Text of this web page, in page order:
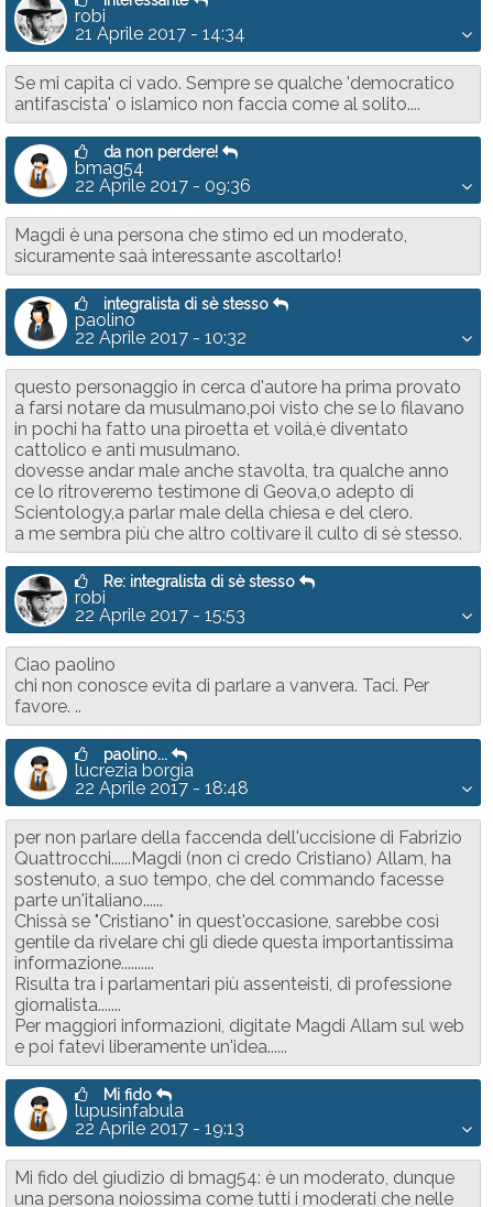
robi
21 Aprile 2017 - 14:34
Se mi capita ci vado. Sempre se qualche 'democratico
antifascista' o islamico non faccia come al solito....
da non perdere!
bmag54
22 Aprile 2017 - 09:36
Magdi è una persona che stimo ed un moderato,
sicuramente saà interessante ascoltarlo!
integralista di sè stesso
paolino
22 Aprile 2017 - 10:32
questo personaggio in cerca d'autore ha prima provato
a farsi notare da musulmano,poi visto che se lo filavano
in pochi ha fatto una piroetta et voilà,è diventato
cattolico e anti musulmano.
dovesse andar male anche stavolta, tra qualche anno
ce lo ritroveremo testimone di Geova,o adepto di
Scientology,a parlar male della chiesa e del clero.
a me sembra più che altro coltivare il culto di sè stesso.
Re: integralista di sè stesso
robi
22 Aprile 2017 - 15:53
Ciao paolino
chi non conosce evita di parlare a vanvera. Taci. Per
favore. ..
paolino...
lucrezia borgia
22 Aprile 2017 - 18:48
per non parlare della faccenda dell'uccisione di Fabrizio
Quattrocchi......Magdi (non ci credo Cristiano) Allam, ha
sostenuto, a suo tempo, che del commando facesse
parte un'italiano......
Chissà se "Cristiano" in quest'occasione, sarebbe così
gentile da rivelare chi gli diede questa importantissima
informazione..........
Risulta tra i parlamentari più assenteisti, di professione
giornalista.......
Per maggiori informazioni, digitate Magdi Allam sul web
e poi fatevi liberamente un'idea......
Mi fido
lupusinfabula
22 Aprile 2017 - 19:13
Mi fido del giudizio di bmag54: è un moderato, dunque
una persona noiossima come tutti i moderati che nelle